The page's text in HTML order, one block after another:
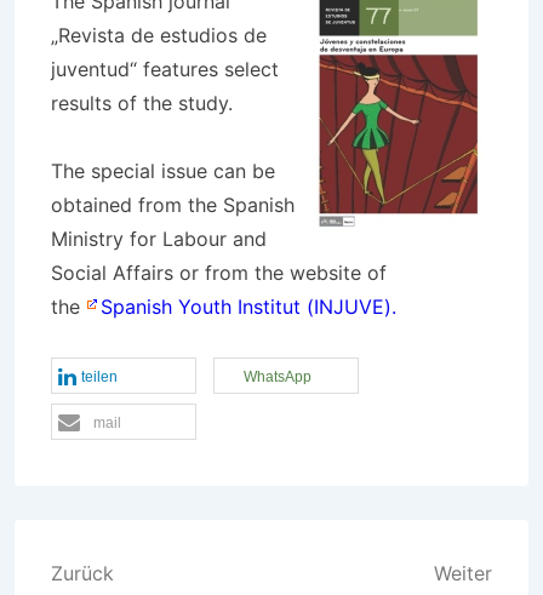
„Revista de estudios de
juventud“ features select
results of the study.
The special issue can be
obtained from the Spanish
Ministry for Labour and
Social Affairs or from the website of
the
Spanish Youth Institut (INJUVE).
teilen WhatsApp
mail
Beitragsnavigation
Zurück
Weiter